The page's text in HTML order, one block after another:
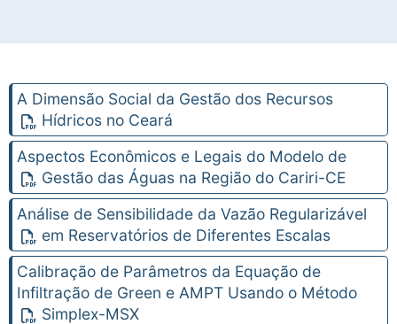
A Dimensão Social da Gestão dos Recursos
Hídricos no Ceará
Aspectos Econômicos e Legais do Modelo de
Gestão das Águas na Região do Cariri-CE
Análise de Sensibilidade da Vazão Regularizável
em Reservatórios de Diferentes Escalas
Calibração de Parâmetros da Equação de
Infiltração de Green e AMPT Usando o Método
Simplex-MSX